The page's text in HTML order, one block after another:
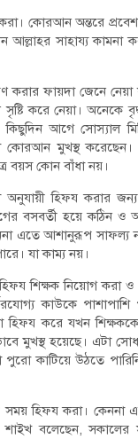
কোরআন অন্তরে
আল্লাহর সাহায্য কামনা
ফায়দা জেনে নেয়া
সৃষ্টি করে নেয়া। অনেকে
কিছুদিন আগে সোস্যাল
কোরআন মুখস্থ
বয়স কোন বাঁধা নয়।
হিফয করার জন্য
বসবর্তী হয়ে কঠিন ও
এতে আশানুরূপ সাফল্য
যা কাম্য নয়।
শিক্ষক নিয়োগ করা ও
কাউকে পাশাপাশি
করে যখন শিক্ষককে
মুখস্থ হয়েছে। এটা
কাটিয়ে উঠতে
সময় হিফয করা। কেননা
বলেছেন, সকালের